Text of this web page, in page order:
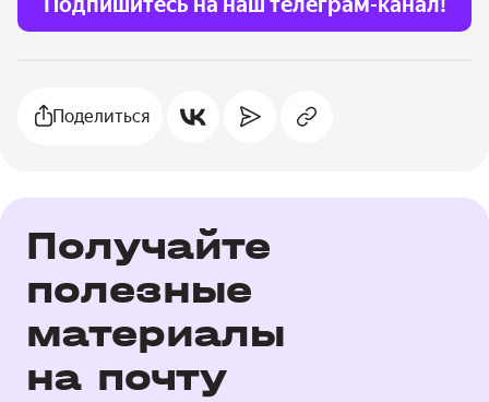
Поделиться
Получайте
полезные
материалы
на почту